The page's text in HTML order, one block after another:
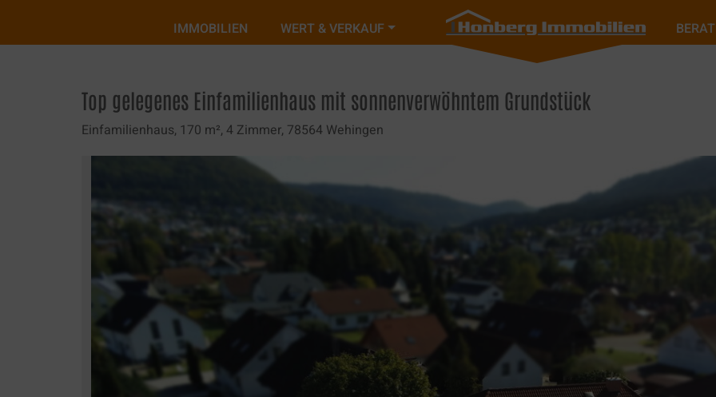
content
IMMOBILIEN WERT & VERKAUF
Top gelegenes Einfamilienhaus mit sonnenverwöhntem Grundstück
Einfamilienhaus, 170 m², 4 Zimmer, 78564 Wehingen